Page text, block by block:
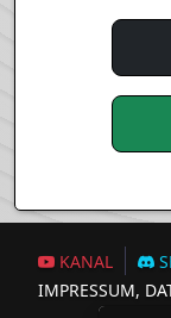
KANAL
IMPRESSUM,